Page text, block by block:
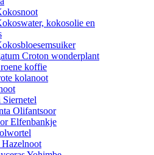
kokosolie en
Croton wonderplant
koffie
kolanoot
Olifantsoor
Elfenbankje